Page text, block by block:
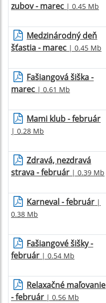
zubov - marec | 0.45 Mb
Medzinárodný deň
šťastia - marec | 0.45 Mb
Fašiangová šiška -
marec | 0.61 Mb
Mami klub - február
| 0.28 Mb
Zdravá, nezdravá
strava - február | 0.39 Mb
Karneval - február |
0.38 Mb
Fašiangové šišky -
február | 0.54 Mb
Relaxačné maľovanie
- február | 0.56 Mb